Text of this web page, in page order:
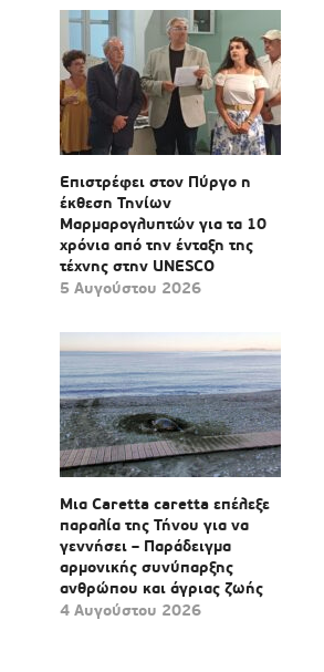
Επιστρέφει στον Πύργο η
έκθεση Τηνίων
Μαρμαρογλυπτών για τα 10
χρόνια από την ένταξη της
τέχνης στην UNESCO
5 Αυγούστου 2026
Μια Caretta caretta επέλεξε
παραλία της Τήνου για να
γεννήσει – Παράδειγμα
αρμονικής συνύπαρξης
ανθρώπου και άγριας ζωής
4 Αυγούστου 2026